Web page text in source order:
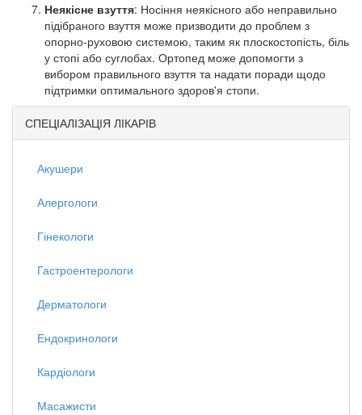
Неякісне взуття: Носіння неякісного або неправильно
підібраного взуття може призводити до проблем з
опорно-руховою системою, таким як плоскостопість, біль
у стопі або суглобах. Ортопед може допомогти з
вибором правильного взуття та надати поради щодо
підтримки оптимального здоров'я стопи.
СПЕЦІАЛІЗАЦІЯ ЛІКАРІВ
Акушери
Алергологи
Гінекологи
Гастроентерологи
Дерматологи
Ендокринологи
Кардіологи
Масажисти